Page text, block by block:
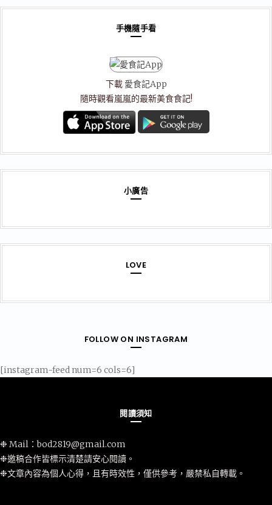
手機隨手看
下載 愛食記App
隨時觀看嵐嵐的最新美食食記!
小廣告
LOVE
FOLLOW ON INSTAGRAM
[instagram-feed num=6 cols=6]
閱讀須知
❉ Mail：bod2819@gmail.com
❉邀稿合作皆標示清楚請安心閱讀。
❉文章內容為個人心得，且有時效性，僅供參考，嚴禁私自轉載。